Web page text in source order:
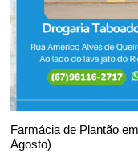
Farmácia de Plantão
Agosto)